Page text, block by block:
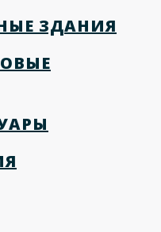
ЗДАНИЯ